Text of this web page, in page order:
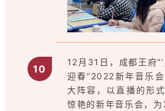
10
12月31日，成都王府
迎春”2022新年音乐
大阵容，以直播的形
惊艳的新年音乐会，